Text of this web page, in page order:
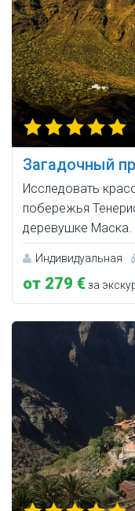
Загадочный
Исследовать
побережья
деревушке Маска.
Индивидуальная
от 279 €за